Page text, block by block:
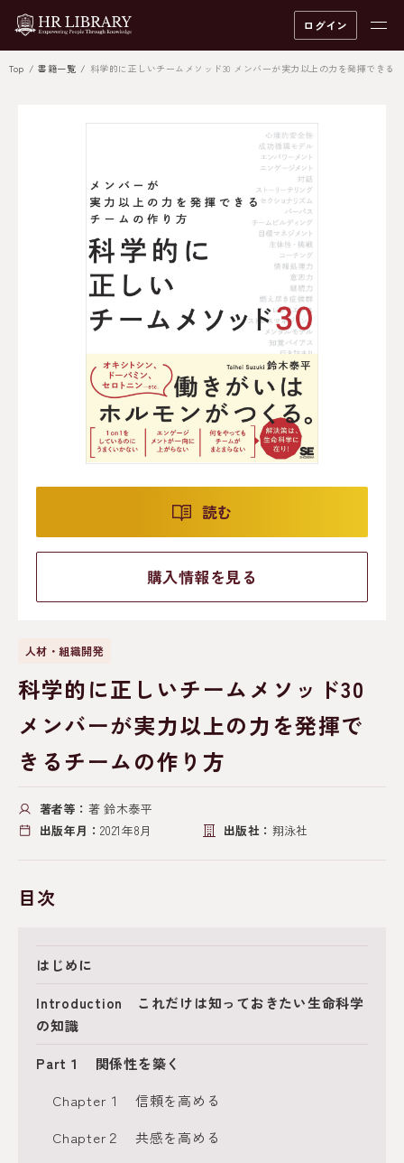
ログイン
Top 書籍一覧 科学的に正しいチームメソッド30 メンバーが実力以上の力を発揮できる
読む
購入情報を見る
人材・組織開発
科学的に正しいチームメソッド30
メンバーが実力以上の力を発揮で
きるチームの作り方
著者等： 著 鈴木泰平
出版年月： 2021年8月 出版社： 翔泳社
目次
はじめに
Introduction これだけは知っておきたい生命科学
の知識
Part１ 関係性を築く
Chapter１ 信頼を高める
Chapter２ 共感を高める